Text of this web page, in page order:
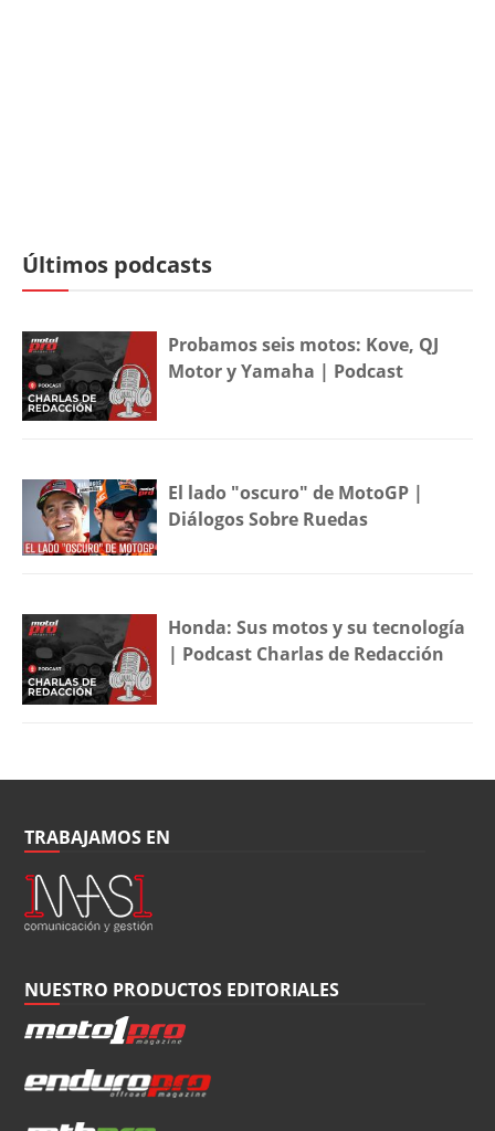
Últimos podcasts
Probamos seis motos: Kove, QJ
Motor y Yamaha | Podcast
El lado "oscuro" de MotoGP |
Diálogos Sobre Ruedas
Honda: Sus motos y su tecnología
| Podcast Charlas de Redacción
TRABAJAMOS EN
NUESTRO PRODUCTOS EDITORIALES